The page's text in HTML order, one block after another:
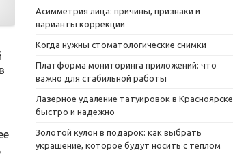
Асимметрия лица: причины, признаки и
варианты коррекции
Когда нужны стоматологические снимки
Платформа мониторинга приложений: что
важно для стабильной работы
Лазерное удаление татуировок в Красноярске
быстро и надежно
Золотой кулон в подарок: как выбрать
украшение, которое будут носить с теплом